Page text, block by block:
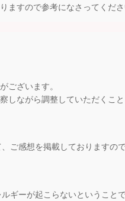
ますので参考になさってくださ
ございます。
ながら調整していただくこと
ご感想を掲載しておりますの
ギーが起こらないというこ